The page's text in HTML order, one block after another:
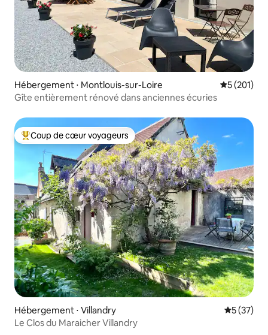
Hébergement ⋅ Montlouis-sur-Loire Évaluation
5 (201)
Gîte entièrement rénové dans anciennes écuries
Coups de cœur voyageurs les plus appréciés
Coup de cœur voyageurs
Hébergement ⋅ Villandry
5 (37)
Le Clos du Maraicher Villandry